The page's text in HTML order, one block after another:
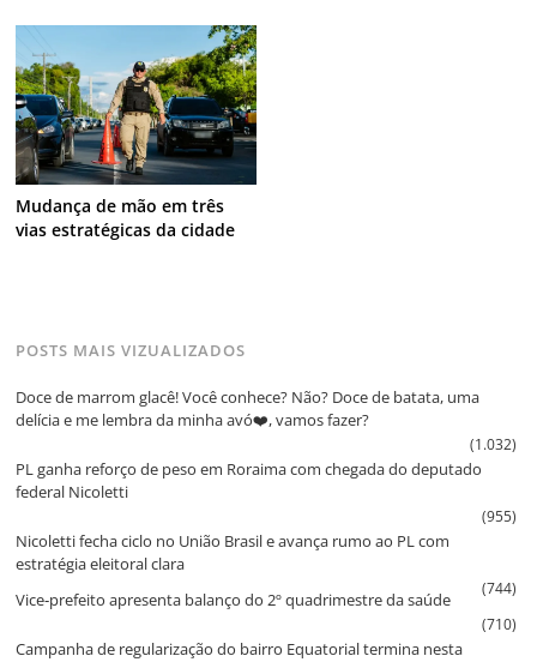
Mudança de mão em três
vias estratégicas da cidade
POSTS MAIS VIZUALIZADOS
Doce de marrom glacê! Você conhece? Não? Doce de batata, uma
delícia e me lembra da minha avó❤️, vamos fazer?
(1.032)
PL ganha reforço de peso em Roraima com chegada do deputado
federal Nicoletti
(955)
Nicoletti fecha ciclo no União Brasil e avança rumo ao PL com
estratégia eleitoral clara
(744)
Vice‑prefeito apresenta balanço do 2º quadrimestre da saúde
(710)
Campanha de regularização do bairro Equatorial termina nesta